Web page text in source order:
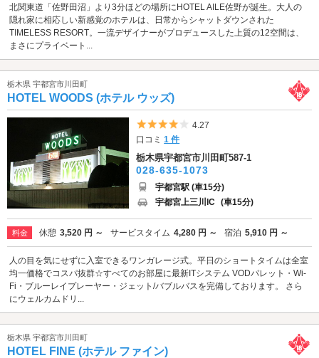
北関東道「佐野田沼」より3分ほどの場所にHOTEL AILE佐野が誕生。大人の
隠れ家に相応しい新感覚のホテルは、日常からシャットダウンされた
TIMELESS RESORT。一流デザイナーがプロデュースした上質の12空間は、
まさにプライベート...
栃木県 宇都宮市川田町
HOTEL WOODS (ホテル ウッズ)
5つ星のうち4
4.27
口コミ1 件
栃木県宇都宮市川田町587-1
028-635-1073
宇都宮駅 (車15分)
宇都宮上三川IC (車15分)
料金 休憩 3,520 円 ～ サービスタイム 4,280 円 ～ 宿泊 5,910 円 ～
人の目を気にせずに入室できるワンガレージ式。平日のショートタイムは全室
均一価格でコスパ抜群☆すべてのお部屋に最新ITシステム VODパレット・Wi-
Fi・ブルーレイプレーヤー・ジェット/バブルバスを完備しております。 さら
にウェルカムドリ...
栃木県 宇都宮市川田町
HOTEL FINE (ホテル ファイン)